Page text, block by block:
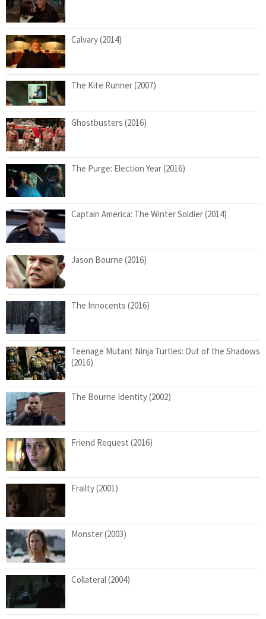
Calvary (2014)
The Kite Runner (2007)
Ghostbusters (2016)
The Purge: Election Year (2016)
Captain America: The Winter Soldier (2014)
Jason Bourne (2016)
The Innocents (2016)
Teenage Mutant Ninja Turtles: Out of the Shadows
(2016)
The Bourne Identity (2002)
Friend Request (2016)
Frailty (2001)
Monster (2003)
Collateral (2004)